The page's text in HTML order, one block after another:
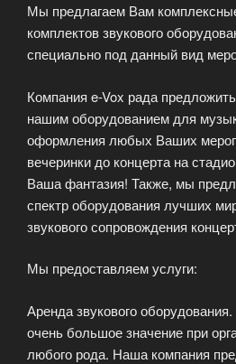
Мы предлагаем Вам
комплектов звукового
специально под данный вид
Компания e-Vox рада
нашим оборудованием для
оформления любых Ваших
вечеринки до концерта на
Ваша фантазия! Также, мы
спектр оборудования лучших
звукового сопровождения
Мы предоставляем услуги:
Аренда звукового
очень большое значение при
любого рода. Наша компания